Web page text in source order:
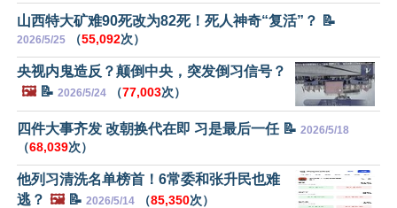
山西特大矿难90死改为82死！死人神奇“复活”？ 📝
2026/5/25 （55,092次）
央视内鬼造反？颠倒中央，突发倒习信号？
🖼️📝 2026/5/24 （77,003次）
四件大事齐发 改朝换代在即 习是最后一任 📝 2026/5/18
（68,039次）
他列习清洗名单榜首！6常委和张升民也难
逃？ 🖼️📝 2026/5/14 （85,350次）